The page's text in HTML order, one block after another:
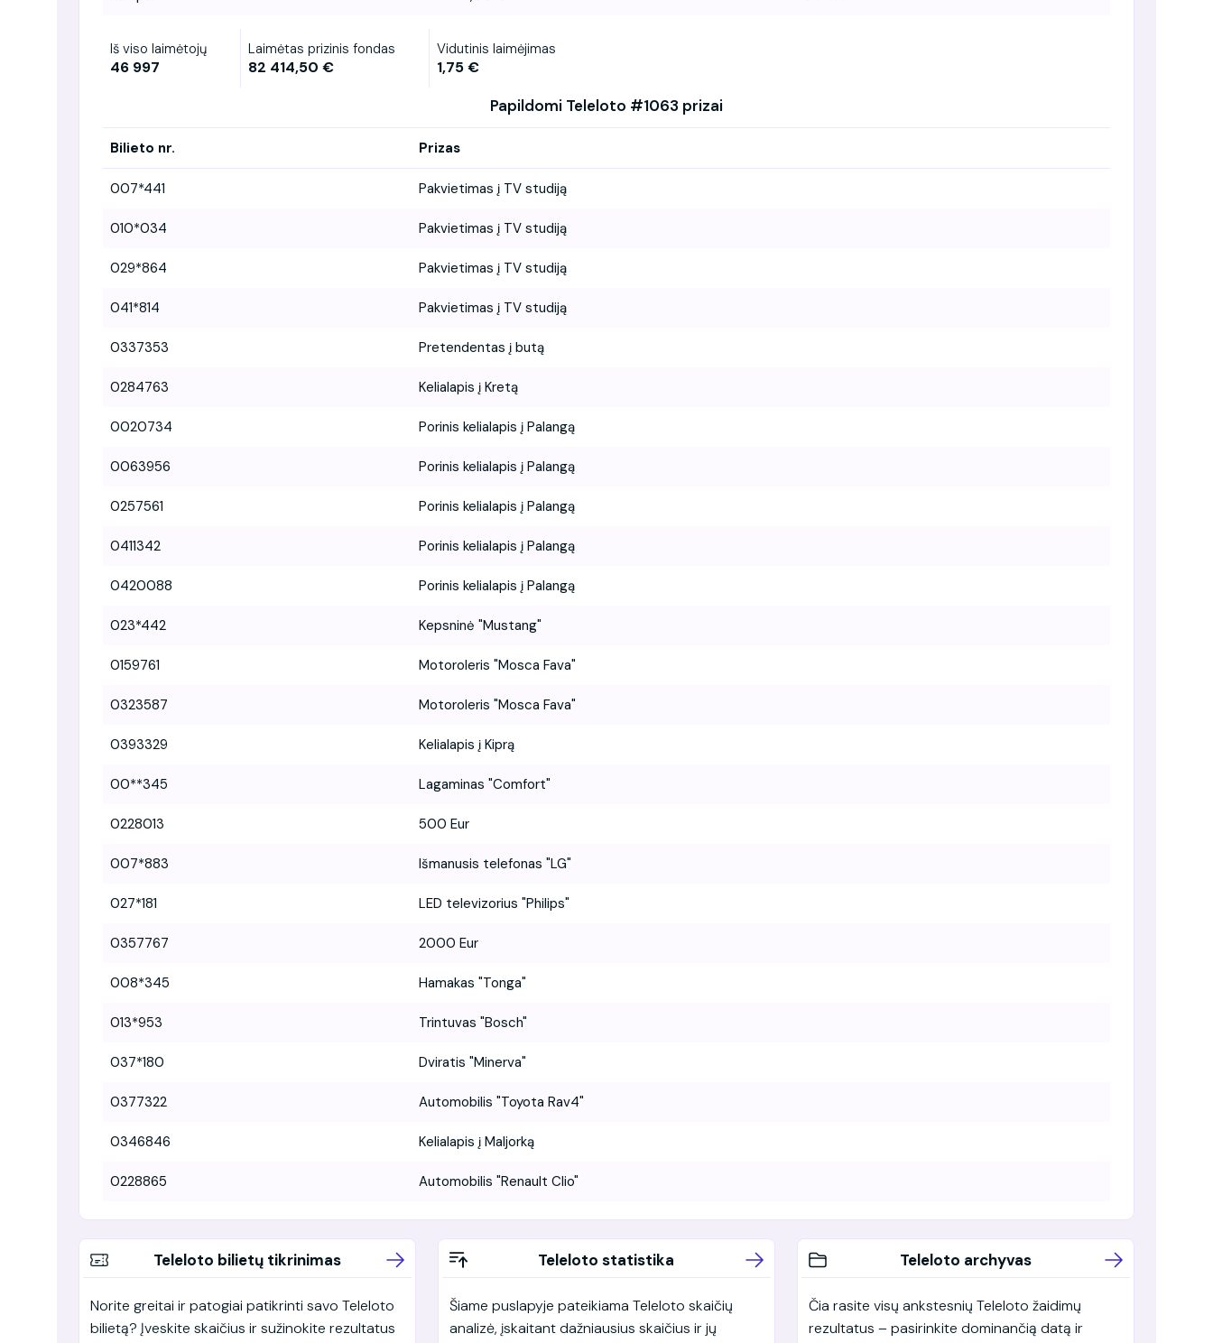
Iš viso laimėtojų
46 997
Laimėtas prizinis fondas
82 414,50 €
Vidutinis laimėjimas
1,75 €
Papildomi Teleloto #1063 prizai
Bilieto nr. Prizas
007*441 Pakvietimas į TV studiją
010*034 Pakvietimas į TV studiją
029*864 Pakvietimas į TV studiją
041*814 Pakvietimas į TV studiją
0337353 Pretendentas į butą
0284763 Kelialapis į Kretą
0020734 Porinis kelialapis į Palangą
0063956 Porinis kelialapis į Palangą
0257561 Porinis kelialapis į Palangą
0411342 Porinis kelialapis į Palangą
0420088 Porinis kelialapis į Palangą
023*442 Kepsninė "Mustang"
0159761 Motoroleris "Mosca Fava"
0323587 Motoroleris "Mosca Fava"
0393329 Kelialapis į Kiprą
00**345 Lagaminas "Comfort"
0228013 500 Eur
007*883 Išmanusis telefonas "LG"
027*181 LED televizorius "Philips"
0357767 2000 Eur
008*345 Hamakas "Tonga"
013*953 Trintuvas "Bosch"
037*180 Dviratis "Minerva"
0377322 Automobilis "Toyota Rav4"
0346846 Kelialapis į Maljorką
0228865 Automobilis "Renault Clio"
Teleloto bilietų tikrinimas
Norite greitai ir patogiai patikrinti savo Teleloto
bilietą? Įveskite skaičius ir sužinokite rezultatus
Teleloto statistika
Šiame puslapyje pateikiama Teleloto skaičių
analizė, įskaitant dažniausius skaičius ir jų
Teleloto archyvas
Čia rasite visų ankstesnių Teleloto žaidimų
rezultatus – pasirinkite dominančią datą ir